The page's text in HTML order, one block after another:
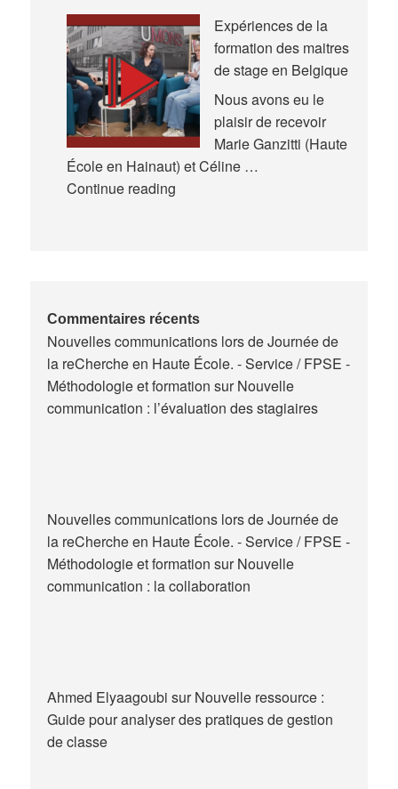
en
Éducation
et
en
Formation
(AREF)
Expériences de la
formation des maitres
de stage en Belgique
Nous avons eu le
plaisir de recevoir
Marie Ganzitti (Haute
École en Hainaut) et Céline …
Continue readingExpériences
de
stage
en
Belgique
Commentaires récents
Nouvelles communications lors de Journée de
la reCherche en Haute École. - Service / FPSE -
Méthodologie et formation surNouvelle
communication : l’évaluation des stagiaires
Nouvelles communications lors de Journée de
la reCherche en Haute École. - Service / FPSE -
Méthodologie et formation surNouvelle
communication : la collaboration
Ahmed Elyaagoubi surNouvelle ressource :
Guide pour analyser des pratiques de gestion
de classe